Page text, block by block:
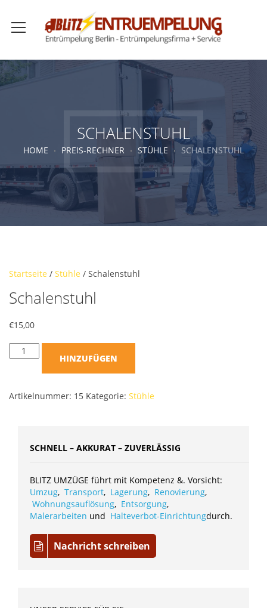
SCHALENSTUHL
HOME PREIS-RECHNER STÜHLE SCHALENSTUHL
Startseite / Stühle / Schalenstuhl
Schalenstuhl
€15,00
HINZUFÜGEN
Artikelnummer: 15 Kategorie: Stühle
SCHNELL – AKKURAT – ZUVERLÄSSIG
BLITZ UMZÜGE führt mit Kompetenz &. Vorsicht:
Umzug, Transport, Lagerung, Renovierung,
Wohnungsauflösung, Entsorgung,
Malerarbeiten und Halteverbot-Einrichtungdurch.
Nachricht schreiben